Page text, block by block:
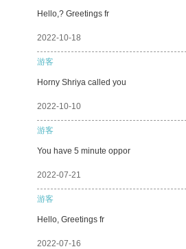
Hello,? Greetings fr
2022-10-18
游客
Horny Shriya called you
2022-10-10
游客
You have 5 minute oppor
2022-07-21
游客
Hello, Greetings fr
2022-07-16